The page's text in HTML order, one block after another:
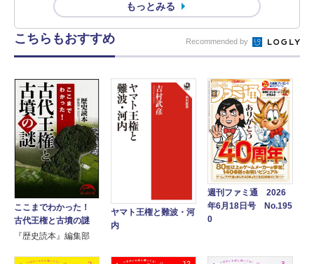
もっとみる
こちらもおすすめ Recommended by
ここまでわかった！
古代王権と古墳の謎
『歴史読本』編集部
ヤマト王権と難波・河
内
週刊ファミ通 2026
年6月18日号 No.195
0